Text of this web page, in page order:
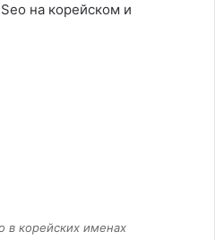
на корейском и
в корейских именах